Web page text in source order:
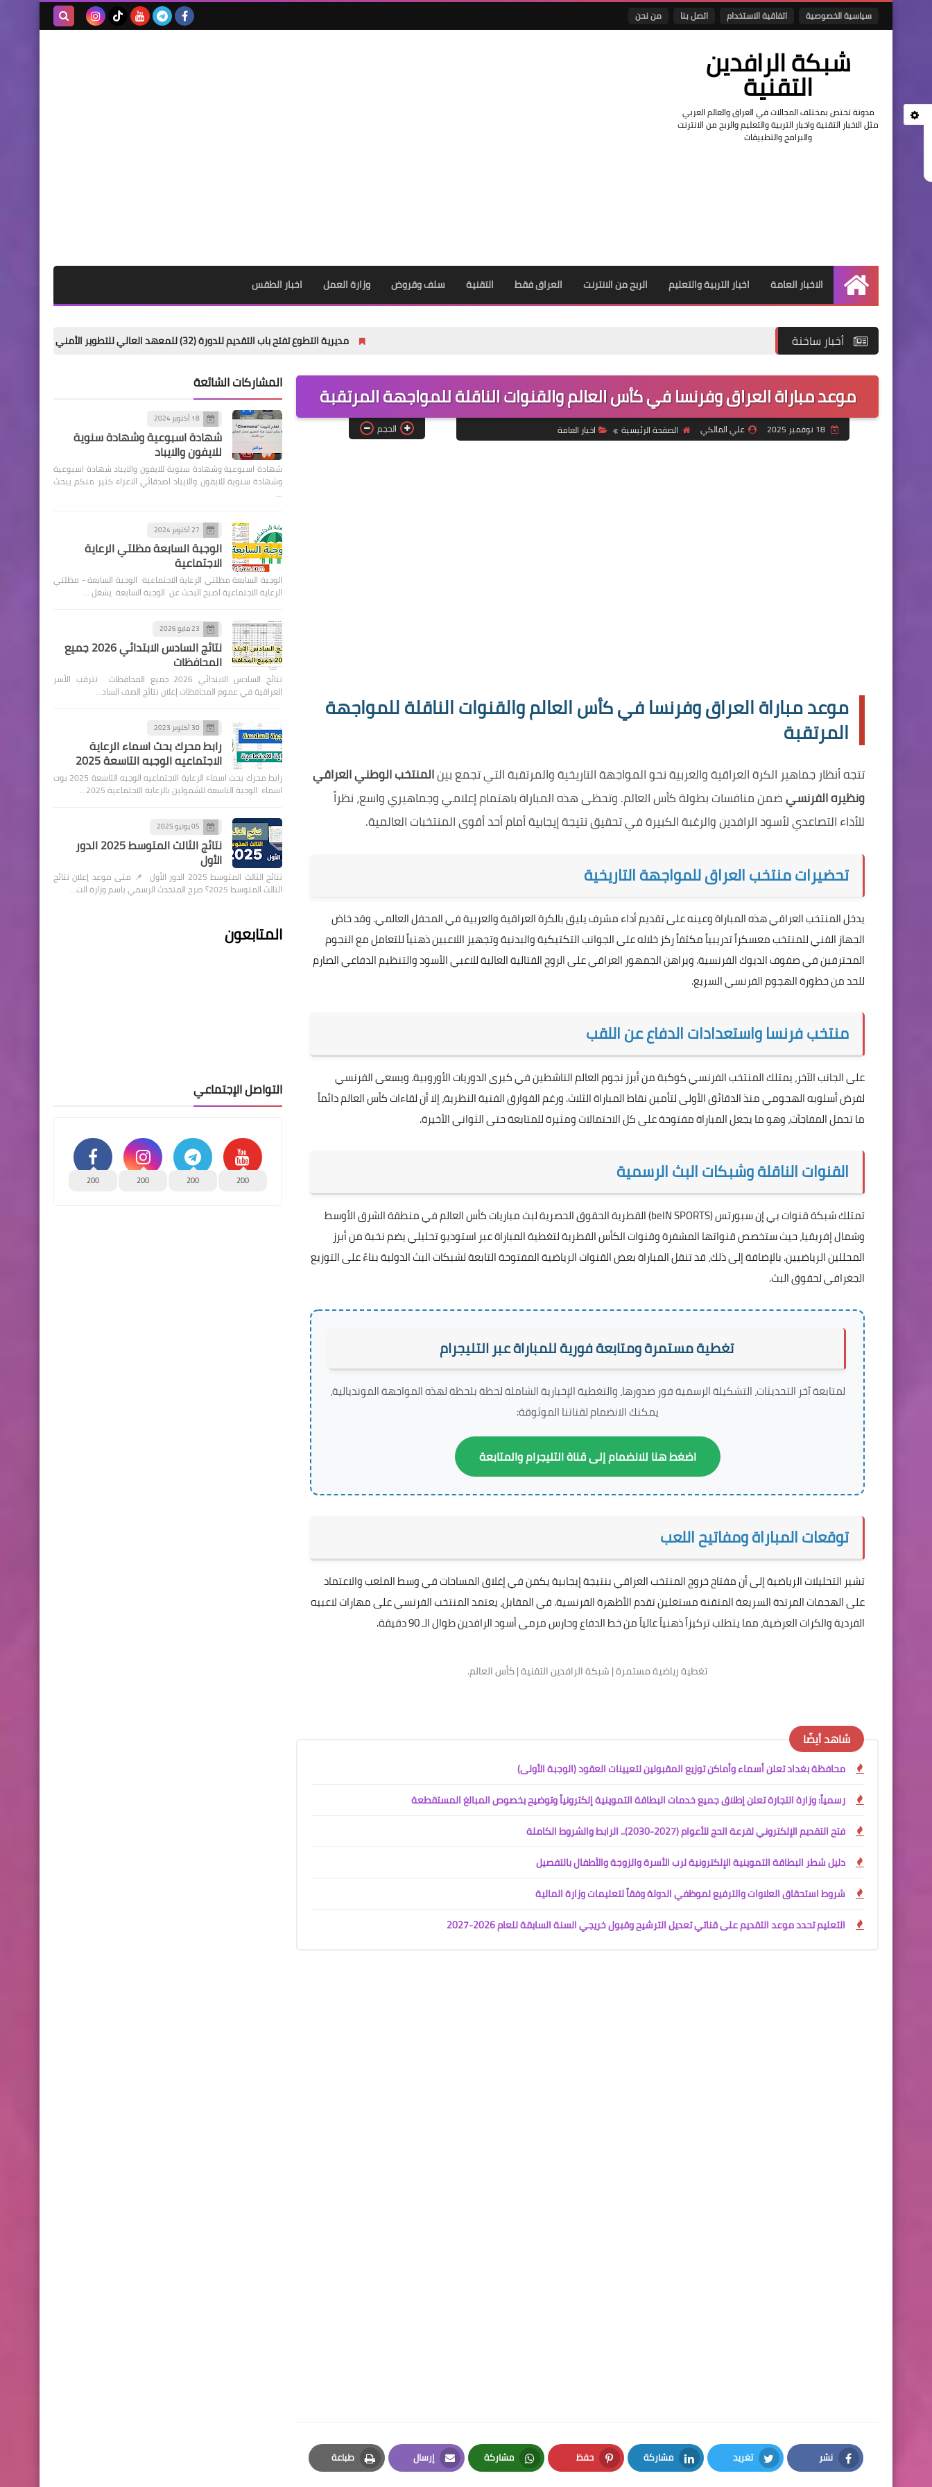
سياسية الخصوصية اتفاقية الاستخدام اتصل بنا من نحن
شبكة الرافدين
التقنية
مدونة تختص بمختلف المجالات في العراق والعالم العربي
مثل الاخبار التقنية واخبار التربية والتعليم والربح من الانترنت
والبرامج والتطبيقات
الرئيسية
الاخبار العامة اخبار التربية والتعليم الربح من الانترنت العراق فقط التقنية سلف وقروض وزارة العمل اخبار الطقس
أخبار ساخنة مديرية التطوع تفتح باب التقديم للدورة (32) للمعهد العالي للتطوير الأمني والإداري
موعد مباراة العراق وفرنسا في كأس العالم والقنوات الناقلة للمواجهة المرتقبة
علي المالكي الصفحة الرئيسية اخبار العامة الحجم
موعد مباراة العراق وفرنسا في كأس العالم والقنوات الناقلة للمواجهة
المرتقبة
تتجه أنظار جماهير الكرة العراقية والعربية نحو المواجهة التاريخية والمرتقبة التي تجمع بينالمنتخب الوطني العراقي
ونظيره الفرنسيضمن منافسات بطولة كأس العالم. وتحظى هذه المباراة باهتمام إعلامي وجماهيري واسع، نظراً
للأداء التصاعدي لأسود الرافدين والرغبة الكبيرة في تحقيق نتيجة إيجابية أمام أحد أقوى المنتخبات العالمية.
تحضيرات منتخب العراق للمواجهة التاريخية
يدخل المنتخب العراقي هذه المباراة وعينه على تقديم أداء مشرف يليق بالكرة العراقية والعربية في المحفل العالمي. وقد خاض
الجهاز الفني للمنتخب معسكراً تدريبياً مكثفاً ركز خلاله على الجوانب التكتيكية والبدنية وتجهيز اللاعبين ذهنياً للتعامل مع النجوم
المحترفين في صفوف الديوك الفرنسية. ويراهن الجمهور العراقي على الروح القتالية العالية للاعبي الأسود والتنظيم الدفاعي الصارم
للحد من خطورة الهجوم الفرنسي السريع.
منتخب فرنسا واستعدادات الدفاع عن اللقب
على الجانب الآخر، يمتلك المنتخب الفرنسي كوكبة من أبرز نجوم العالم الناشطين في كبرى الدوريات الأوروبية. ويسعى الفرنسي
لفرض أسلوبه الهجومي منذ الدقائق الأولى لتأمين نقاط المباراة الثلاث. ورغم الفوارق الفنية النظرية، إلا أن لقاءات كأس العالم دائماً
ما تحمل المفاجآت، وهو ما يجعل المباراة مفتوحة على كل الاحتمالات ومثيرة للمتابعة حتى الثواني الأخيرة.
القنوات الناقلة وشبكات البث الرسمية
تمتلك شبكة قنوات بي إن سبورتس (beIN SPORTS) القطرية الحقوق الحصرية لبث مباريات كأس العالم في منطقة الشرق الأوسط
وشمال إفريقيا، حيث ستخصص قنواتها المشفرة وقنوات الكأس القطرية لتغطية المباراة عبر استوديو تحليلي يضم نخبة من أبرز
المحللين الرياضيين. بالإضافة إلى ذلك، قد تنقل المباراة بعض القنوات الرياضية المفتوحة التابعة لشبكات البث الدولية بناءً على التوزيع
الجغرافي لحقوق البث.
تغطية مستمرة ومتابعة فورية للمباراة عبر التليجرام
لمتابعة آخر التحديثات، التشكيلة الرسمية فور صدورها، والتغطية الإخبارية الشاملة لحظة بلحظة لهذه المواجهة المونديالية،
يمكنك الانضمام لقناتنا الموثوقة:
اضغط هنا للانضمام إلى قناة التليجرام والمتابعة
توقعات المباراة ومفاتيح اللعب
تشير التحليلات الرياضية إلى أن مفتاح خروج المنتخب العراقي بنتيجة إيجابية يكمن في إغلاق المساحات في وسط الملعب والاعتماد
على الهجمات المرتدة السريعة المتقنة مستغلين تقدم الأظهرة الفرنسية. في المقابل، يعتمد المنتخب الفرنسي على مهارات لاعبيه
الفردية والكرات العرضية، مما يتطلب تركيزاً ذهنياً عالياً من خط الدفاع وحارس مرمى أسود الرافدين طوال الـ 90 دقيقة.
تغطية رياضية مستمرة | شبكة الرافدين التقنية | كأس العالم.
شاهد أيضًا
محافظة بغداد تعلن أسماء وأماكن توزيع المقبولين لتعيينات العقود (الوجبة الأولى)
رسمياً: وزارة التجارة تعلن إطلاق جميع خدمات البطاقة التموينية إلكترونياً وتوضيح بخصوص المبالغ المستقطعة
فتح التقديم الإلكتروني لقرعة الحج للأعوام (2027-2030).. الرابط والشروط الكاملة
دليل شطر البطاقة التموينية الإلكترونية لرب الأسرة والزوجة والأطفال بالتفصيل
شروط استحقاق العلاوات والترفيع لموظفي الدولة وفقاً لتعليمات وزارة المالية
التعليم تحدد موعد التقديم على قناتي تعديل الترشيح وقبول خريجي السنة السابقة للعام 2026-2027
نشر
Facebook
تغريد
Twitter
مشاركة
LinkedIn
حفظ
Pinterest
مشاركة
Whatsapp
إرسال
Email
طباعة
Print
المشاركات الشائعة
18 أكتوبر 2024
شهادة اسبوعية وشهادة سنوية
للايفون والايباد
شهادة اسبوعية وشهادة سنوية للايفون والايباد شهادة اسبوعية
وشهادة سنوية للايفون والايباد اصدقائي الاعزاء كثير منكم يبحث
…
27 أكتوبر 2024
الوجبة السابعة مظلتي الرعاية
الاجتماعية
الوجبة السابعة مظلتي الرعاية الاجتماعية الوجبة السابعة - مظلتي
الرعاية الاجتماعية اصبح البحث عن الوجبة السابعة يشغل …
23 مايو 2026
نتائج السادس الابتدائي 2026 جميع
المحافظات
نتائج السادس الابتدائي 2026 جميع المحافظات تترقب الأسر
العراقية في عموم المحافظات إعلان نتائج الصف الساد…
30 أكتوبر 2023
رابط محرك بحث اسماء الرعاية
الاجتماعيه الوجبه التاسعة 2025
رابط محرك بحث اسماء الرعاية الاجتماعيه الوجبه التاسعة 2025 بوت
اسماء الوجبة التاسعة للشمولين بالرعاية الاجتماعية 2025…
05 يونيو 2025
نتائج الثالث المتوسط 2025 الدور
الأول
نتائج الثالث المتوسط 2025 الدور الأول 📌 متى موعد إعلان نتائج
الثالث المتوسط 2025؟ صرح المتحدث الرسمي باسم وزارة الت…
المتابعون
التواصل الإجتماعي
200
200
200
200